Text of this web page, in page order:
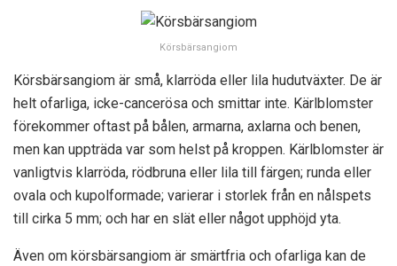
Körsbärsangiom
Körsbärsangiom är små, klarröda eller lila hudutväxter. De är
helt ofarliga, icke-cancerösa och smittar inte. Kärlblomster
förekommer oftast på bålen, armarna, axlarna och benen,
men kan uppträda var som helst på kroppen. Kärlblomster är
vanligtvis klarröda, rödbruna eller lila till färgen; runda eller
ovala och kupolformade; varierar i storlek från en nålspets
till cirka 5 mm; och har en slät eller något upphöjd yta.
Även om körsbärsangiom är smärtfria och ofarliga kan de